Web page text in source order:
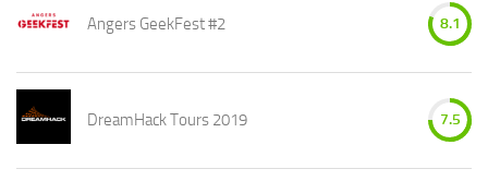
Angers GeekFest #2 8.1
DreamHack Tours 2019 7.5